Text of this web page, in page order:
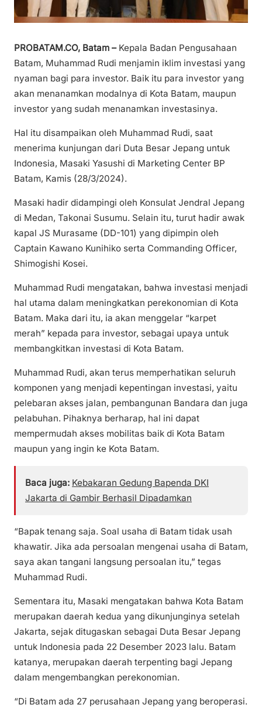
PROBATAM.CO, Batam –Kepala Badan Pengusahaan
Batam, Muhammad Rudi menjamin iklim investasi yang
nyaman bagi para investor. Baik itu para investor yang
akan menanamkan modalnya di Kota Batam, maupun
investor yang sudah menanamkan investasinya.
Hal itu disampaikan oleh Muhammad Rudi, saat
menerima kunjungan dari Duta Besar Jepang untuk
Indonesia, Masaki Yasushi di Marketing Center BP
Batam, Kamis (28/3/2024).
Masaki hadir didampingi oleh Konsulat Jendral Jepang
di Medan, Takonai Susumu. Selain itu, turut hadir awak
kapal JS Murasame (DD-101) yang dipimpin oleh
Captain Kawano Kunihiko serta Commanding Officer,
Shimogishi Kosei.
Muhammad Rudi mengatakan, bahwa investasi menjadi
hal utama dalam meningkatkan perekonomian di Kota
Batam. Maka dari itu, ia akan menggelar “karpet
merah” kepada para investor, sebagai upaya untuk
membangkitkan investasi di Kota Batam.
Muhammad Rudi, akan terus memperhatikan seluruh
komponen yang menjadi kepentingan investasi, yaitu
pelebaran akses jalan, pembangunan Bandara dan juga
pelabuhan. Pihaknya berharap, hal ini dapat
mempermudah akses mobilitas baik di Kota Batam
maupun yang ingin ke Kota Batam.
Baca juga: Kebakaran Gedung Bapenda DKI
Jakarta di Gambir Berhasil Dipadamkan
“Bapak tenang saja. Soal usaha di Batam tidak usah
khawatir. Jika ada persoalan mengenai usaha di Batam,
saya akan tangani langsung persoalan itu,” tegas
Muhammad Rudi.
Sementara itu, Masaki mengatakan bahwa Kota Batam
merupakan daerah kedua yang dikunjunginya setelah
Jakarta, sejak ditugaskan sebagai Duta Besar Jepang
untuk Indonesia pada 22 Desember 2023 lalu. Batam
katanya, merupakan daerah terpenting bagi Jepang
dalam mengembangkan perekonomian.
“Di Batam ada 27 perusahaan Jepang yang beroperasi.